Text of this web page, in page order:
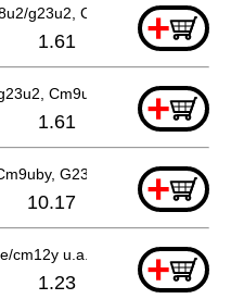
g23u2, Cm9uby +
1.61
Cm9uby +
1.61
G23ss +
10.17
cm12y u.a. G18u2/g23u2,
+
1.23